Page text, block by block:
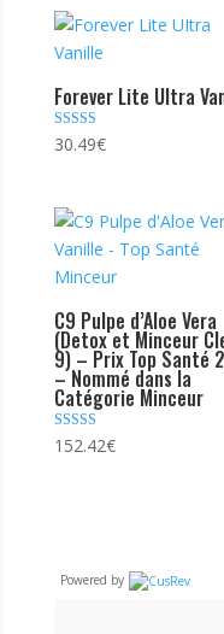
Forever Lite Ultra
Note
4.29
30.49€
C9 Pulpe d’Aloe Vera
(Detox et Minceur
9) – Prix Top Santé
– Nommé dans la
Catégorie Minceur
Note
4.85
152.42€
Powered by